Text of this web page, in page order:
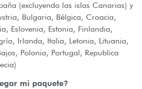
(excluyendo las islas Canarias) y
Bulgaria, Bélgica, Croacia,
Eslovenia, Estonia, Finlandia,
Irlanda, Italia, Letonia, Lituania,
Polonia, Portugal, Republica
mi paquete?